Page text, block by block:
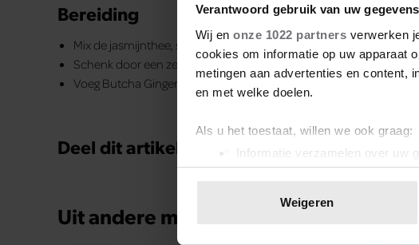
Verantwoord gebruik van uw gegevens
Wij en onze 1022 partners verwerken
cookies om informatie op uw apparaat
metingen aan advertenties en content,
en met welke doelen.
Als u het toestaat, willen we ook graag:
Informatie verzamelen over uw
Uw apparaat identificeren door
toestemming op elk moment wijzigen
Weigeren
Bereiding
Mix de jasmijnthee, siroop en Peychauds bitter
Schenk door een zeef in een champagne glas
Voeg Butcha Ginger & Kaffir Lime toe
Deel dit artikel op social media!
Uit andere media